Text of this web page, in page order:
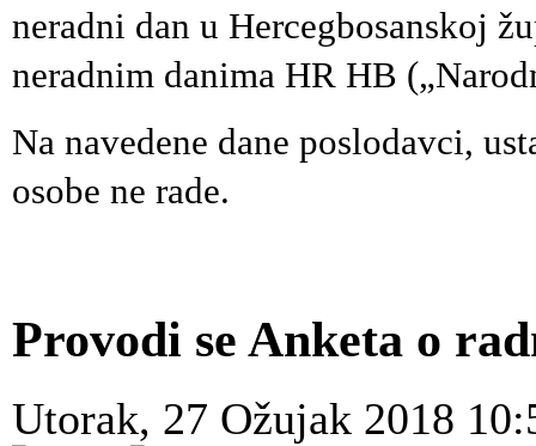
neradni dan u Hercegbosanskoj
neradnim danima HR HB
Na navedene dane poslodavci,
osobe ne rade.
Provodi se Anketa o
Utorak, 27 Ožujak 2018